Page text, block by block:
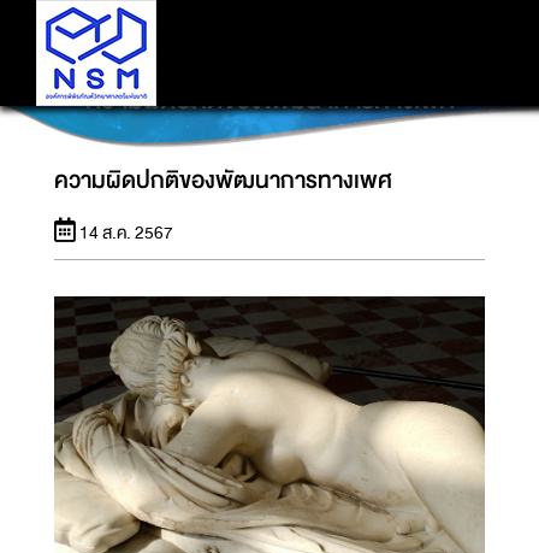
ความผิดปกติของพัฒนาการทางเพศ
ความผิดปกติของพัฒนาการทางเพศ
14 ส.ค. 2567